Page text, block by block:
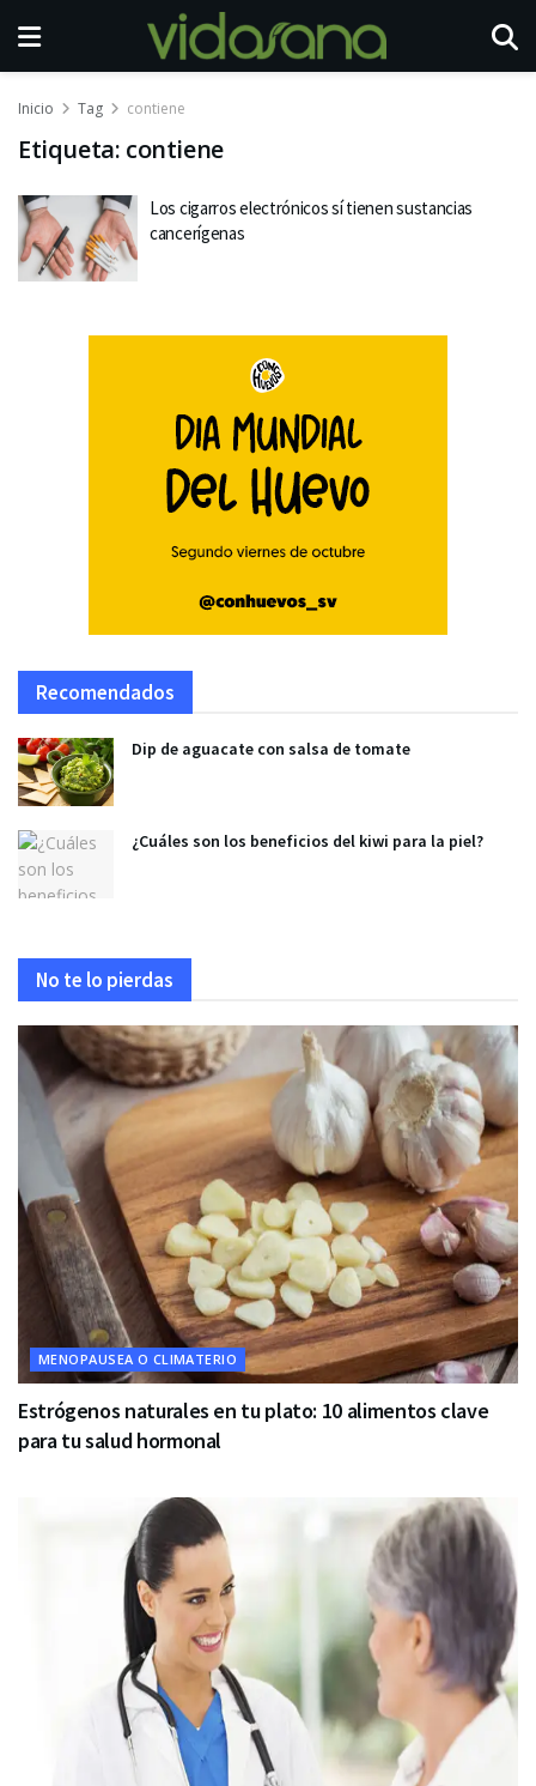
Inicio Tag contiene
Etiqueta: contiene
Los cigarros electrónicos sí tienen sustancias
cancerígenas
Recomendados
Dip de aguacate con salsa de tomate
¿Cuáles son los beneficios del kiwi para la piel?
No te lo pierdas
MENOPAUSEA O CLIMATERIO
Estrógenos naturales en tu plato: 10 alimentos clave
para tu salud hormonal